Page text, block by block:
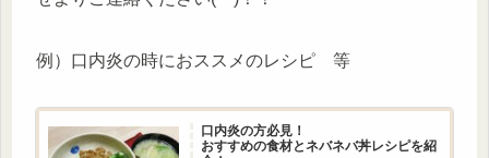
例）口内炎の時におススメのレシピ 等
口内炎の方必見！
おすすめの食材とネバネバ丼レシピを紹